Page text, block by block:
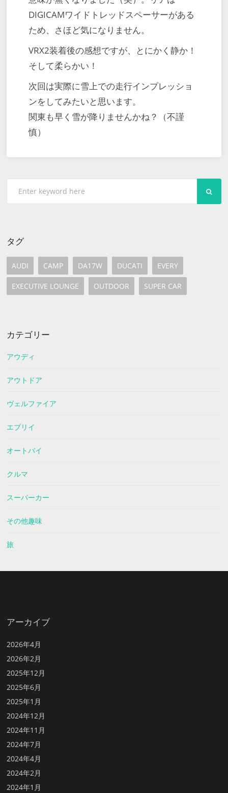
DIGICAMワイドトレッドスペーサーがある
ため、さほど気になりません。
VRX2装着後の感想ですが、とにかく静か！
そして柔らかい！
次回は実際に雪上での走行インプレッショ
ンをしてみたいと思います。
関東も早く雪が降りませんかね？（不謹
慎）
タグ
AUDI CAMP DA17W DUCATI EVERY
EXECUTIVE LOUNGE OUTDOOR SUPER CAR
カテゴリー
アウディ
アウトドア
ヴェルファイア
エブリイ
オートバイ
クルマ
スーパーカー
その他趣味
旅
アーカイブ
2026年4月
2026年2月
2025年12月
2025年6月
2025年1月
2024年12月
2024年11月
2024年7月
2024年4月
2024年2月
2024年1月